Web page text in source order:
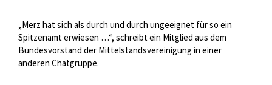
„Merz hat sich als durch und durch ungeeignet für so ein
Spitzenamt erwiesen …“, schreibt ein Mitglied aus dem
Bundesvorstand der Mittelstandsvereinigung in einer
anderen Chatgruppe.